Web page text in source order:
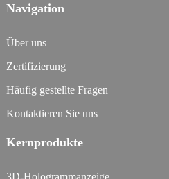
Navigation
Über uns
Zertifizierung
Häufig gestellte Fragen
Kontaktieren Sie uns
Kernprodukte